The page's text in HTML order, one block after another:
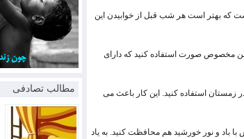
که بهتر است هر شب قبل از خوابیدن این
مخصوص صورت استفاده کنید که دارای
استفاده کنید. این کار باعث می
باد و نور خورشید هم محافظت کنید. به یاد
مطالب تصادفی